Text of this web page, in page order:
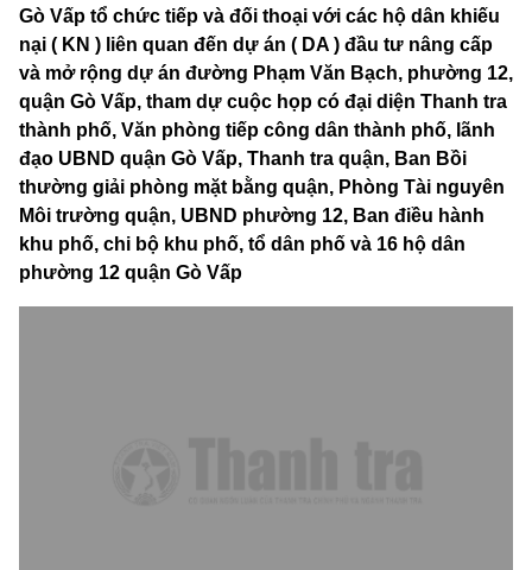
Gò Vấp tổ chức tiếp và đối thoại với các hộ dân khiếu
nại ( KN ) liên quan đến dự án ( DA ) đầu tư nâng cấp
và mở rộng dự án đường Phạm Văn Bạch, phường 12,
quận Gò Vấp, tham dự cuộc họp có đại diện Thanh tra
thành phố, Văn phòng tiếp công dân thành phố, lãnh
đạo UBND quận Gò Vấp, Thanh tra quận, Ban Bồi
thường giải phòng mặt bằng quận, Phòng Tài nguyên
Môi trường quận, UBND phường 12, Ban điều hành
khu phố, chi bộ khu phố, tổ dân phố và 16 hộ dân
phường 12 quận Gò Vấp